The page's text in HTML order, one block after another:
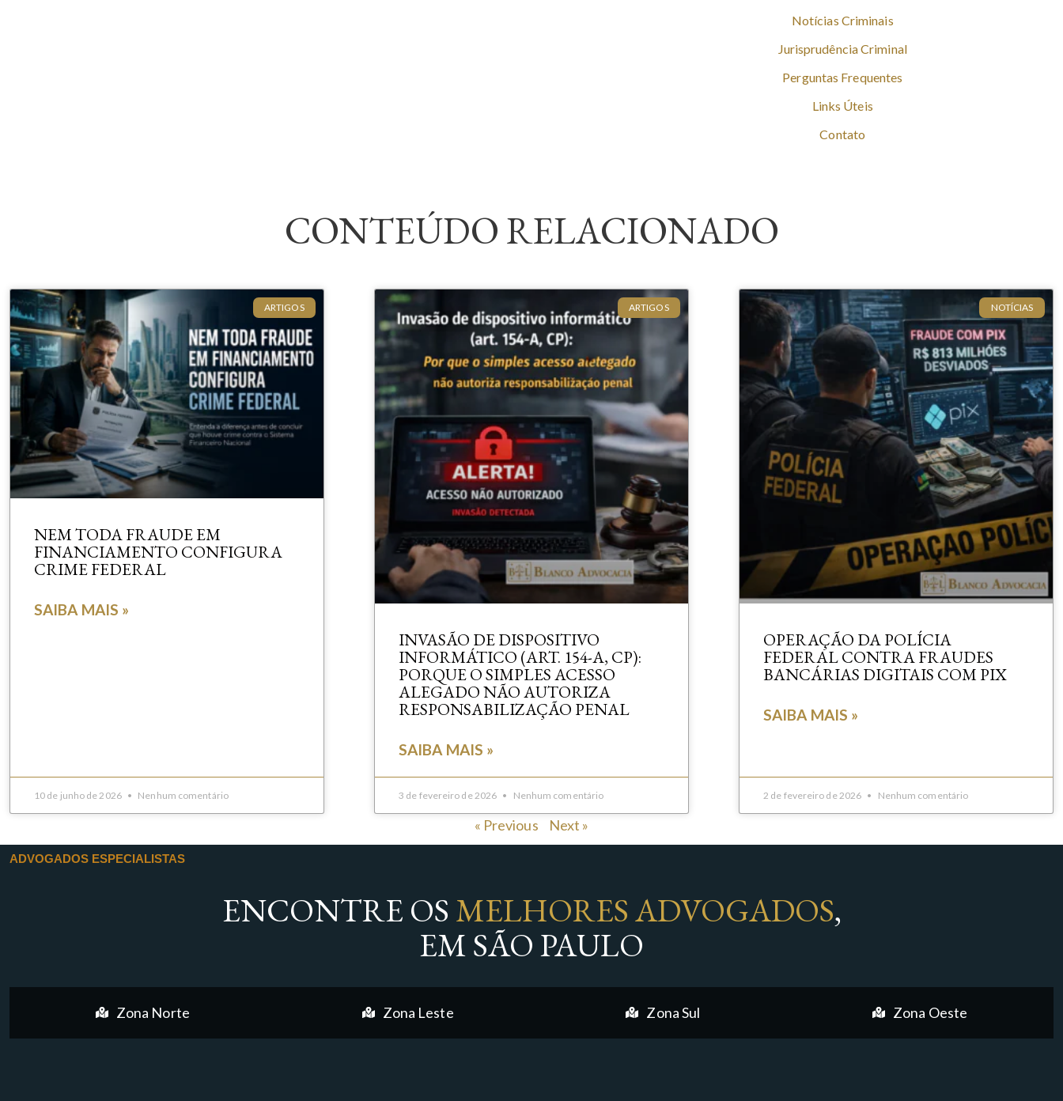
Notícias Criminais
Jurisprudência Criminal
Perguntas Frequentes
Links Úteis
Contato
CONTEÚDO RELACIONADO
ARTIGOS
NEM TODA FRAUDE EM
FINANCIAMENTO CONFIGURA
CRIME FEDERAL
SAIBA MAIS »
10 de junho de 2026 Nenhum comentário
ARTIGOS
INVASÃO DE DISPOSITIVO
INFORMÁTICO (ART. 154-A, CP):
PORQUE O SIMPLES ACESSO
ALEGADO NÃO AUTORIZA
RESPONSABILIZAÇÃO PENAL
SAIBA MAIS »
3 de fevereiro de 2026 Nenhum comentário
NOTÍCIAS
OPERAÇÃO DA POLÍCIA
FEDERAL CONTRA FRAUDES
BANCÁRIAS DIGITAIS COM PIX
SAIBA MAIS »
2 de fevereiro de 2026 Nenhum comentário
« Previous Next »
ADVOGADOS ESPECIALISTAS
ENCONTRE OS MELHORES ADVOGADOS,
EM SÃO PAULO
Zona Norte Zona Leste Zona Sul Zona Oeste